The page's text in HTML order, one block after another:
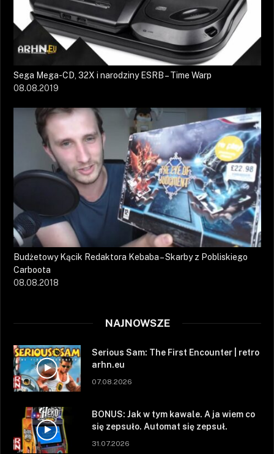
Sega Mega-CD, 32X i narodziny ESRB – Time Warp
08.08.2019
Budżetowy Kącik Redaktora Kebaba – Skarby z Pobliskiego
Carboota
08.08.2018
NAJNOWSZE
Serious Sam: The First Encounter | retro
arhn.eu
07.08.2026
BONUS: Jak w tym kawale. A ja wiem co
się zepsuło. Automat się zepsuł.
31.07.2026